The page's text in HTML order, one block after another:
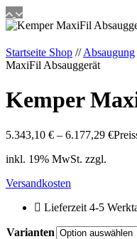
Startseite Shop //Absaugung
MaxiFil Absauggerät
Kemper
5.343,10 € – 6.177,29 €
inkl. 19% MwSt. zzgl.
Versandkosten
Lieferzeit 4-5
Varianten